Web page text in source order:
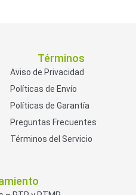
Términos
Aviso de Privacidad
Políticas de Envío
Políticas de Garantía
Preguntas Frecuentes
Términos del Servicio